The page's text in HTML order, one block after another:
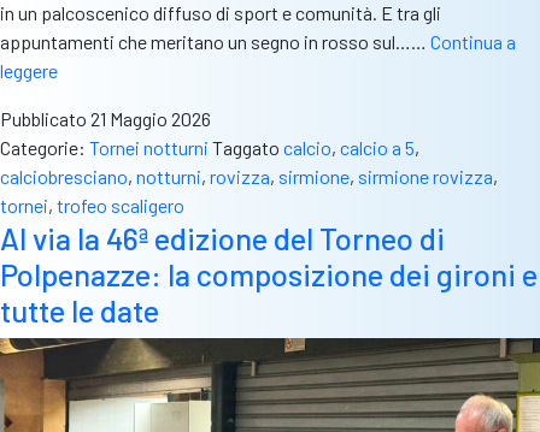
in un palcoscenico diffuso di sport e comunità. E tra gli
appuntamenti che meritano un segno in rosso sul…… Continua a
leggereA
tre
giorni
di
calcio
e
divertimento:
iscrizioni
aperte
il
3°
Pubblicato 21 Maggio 2026
Categorie: Tornei notturni Taggato calcio, calcio a 5,
calciobresciano, notturni, rovizza, sirmione, sirmione rovizza,
tornei, trofeo scaligero
Al via la 46ª edizione del Torneo di
Polpenazze: la composizione dei gironi e
tutte le date